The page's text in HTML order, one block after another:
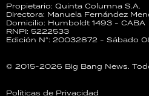
Propietario: Quinta Columna S.A.
Directora: Manuela Fernández
Domicilio: Humboldt 1493 - CABA
RNPI: 5222533
Edición N°: 20032872 - Sábado
© 2015-2026 Big Bang News.
Políticas de Privacidad